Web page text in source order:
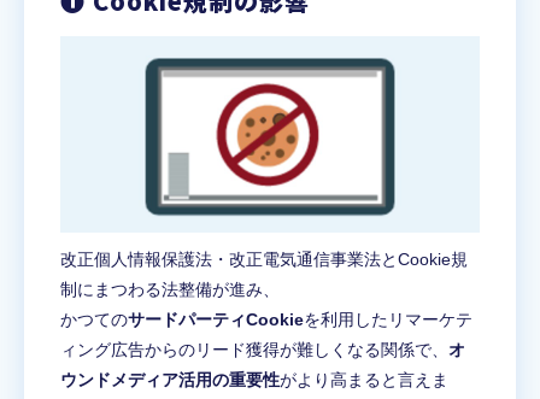
改正個人情報保護法・改正電気通信事業法とCookie規
制にまつわる法整備が進み、
かつてのサードパーティCookieを利用したリマーケテ
ィング広告からのリード獲得が難しくなる関係で、 オ
ウンドメディア活用の重要性がより高まると言えま